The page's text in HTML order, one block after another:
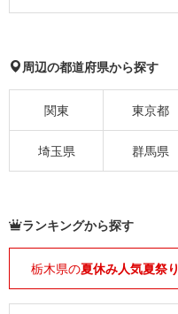
周辺の都道府県から探す
関東 東京都
埼玉県 群馬県
ランキングから探す
栃木県の夏休み人気夏祭り